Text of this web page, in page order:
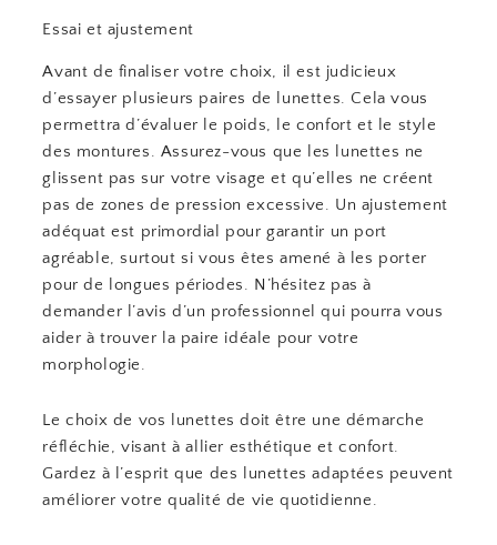
Essai et ajustement
Avant de finaliser votre choix, il est judicieux
d’essayer plusieurs paires de lunettes. Cela vous
permettra d’évaluer le poids, le confort et le style
des montures. Assurez-vous que les lunettes ne
glissent pas sur votre visage et qu’elles ne créent
pas de zones de pression excessive. Un ajustement
adéquat est primordial pour garantir un port
agréable, surtout si vous êtes amené à les porter
pour de longues périodes. N’hésitez pas à
demander l’avis d’un professionnel qui pourra vous
aider à trouver la paire idéale pour votre
morphologie.
Le choix de vos lunettes doit être une démarche
réfléchie, visant à allier esthétique et confort.
Gardez à l’esprit que des lunettes adaptées peuvent
améliorer votre qualité de vie quotidienne.